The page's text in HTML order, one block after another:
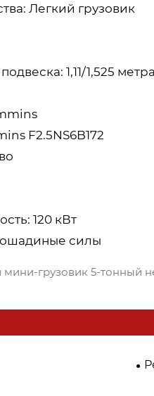
Легкий грузовик
1,11/1,525
F2.5NS6B172
120 кВт
силы
мини-грузовик 5-тонный